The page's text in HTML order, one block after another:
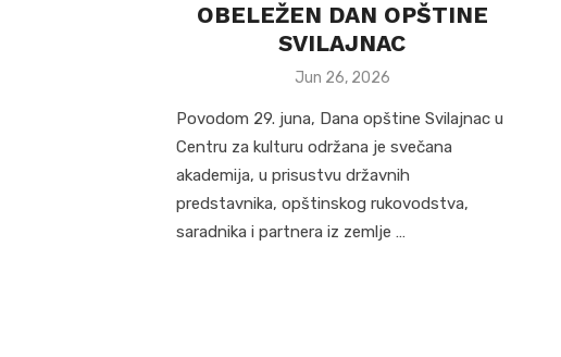
OBELEŽEN DAN OPŠTINE
SVILAJNAC
Posted
Jun 26, 2026
Povodom 29. juna, Dana opštine Svilajnac u
Centru za kulturu održana je svečana
akademija, u prisustvu državnih
predstavnika, opštinskog rukovodstva,
saradnika i partnera iz zemlje …